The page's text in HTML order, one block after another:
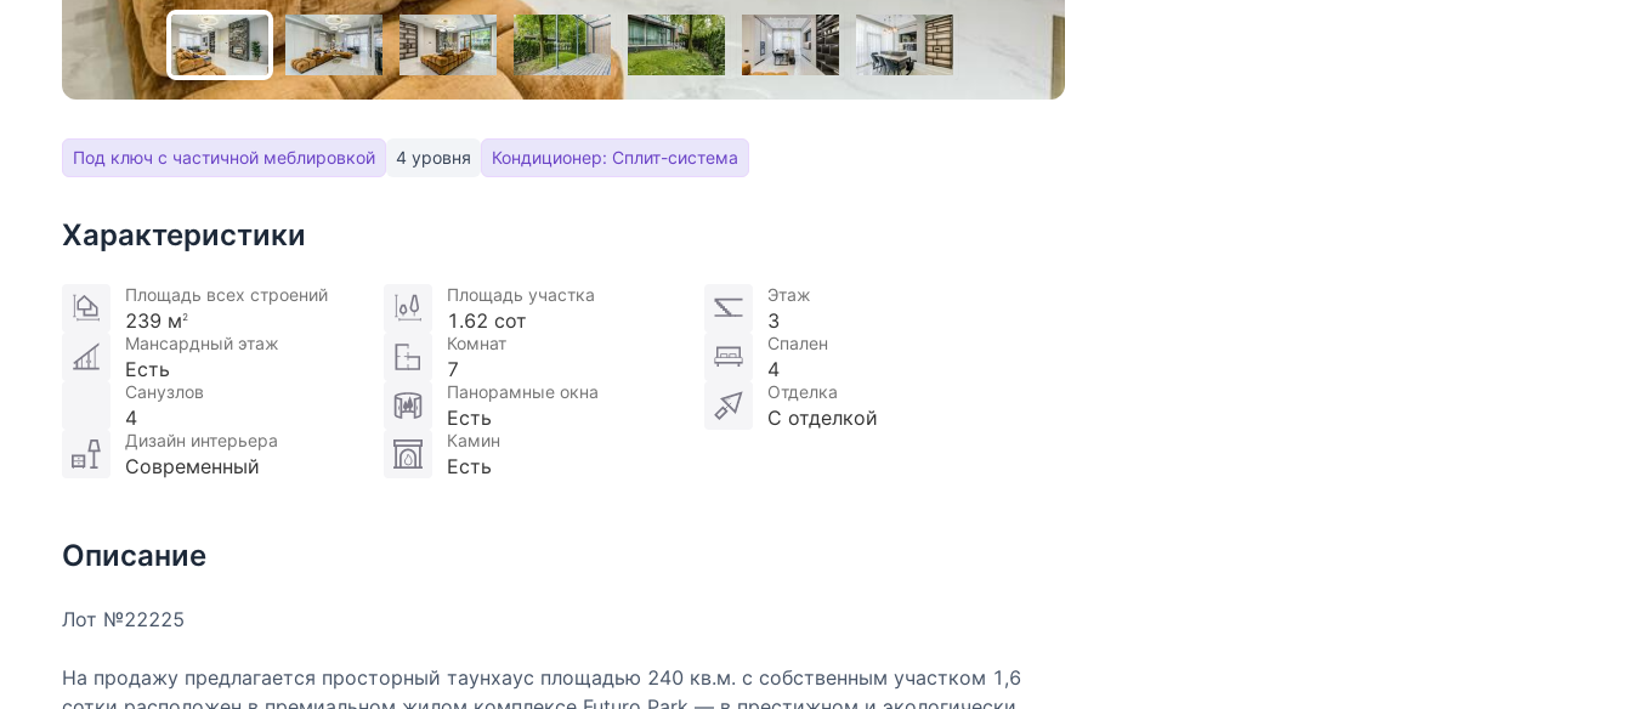
Под ключ с частичной меблировкой 4 уровня Кондиционер: Сплит-система
Характеристики
Площадь всех строений
239 м 2
Площадь участка
1.62 сот
Этаж
3
Мансардный этаж
Есть
Комнат
7
Спален
4
Санузлов
4
Панорамные окна
Есть
Отделка
С отделкой
Дизайн интерьера
Современный
Камин
Есть
Описание
Лот №22225
На продажу предлагается просторный таунхаус площадью 240 кв.м. с собственным участком 1,6